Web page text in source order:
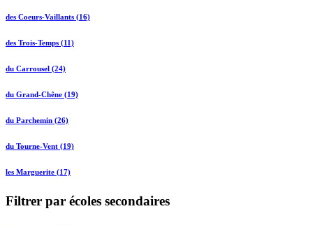
des Coeurs-Vaillants (16)
des Trois-Temps (11)
du Carrousel (24)
du Grand-Chêne (19)
du Parchemin (26)
du Tourne-Vent (19)
les Marguerite (17)
Filtrer par écoles secondaires